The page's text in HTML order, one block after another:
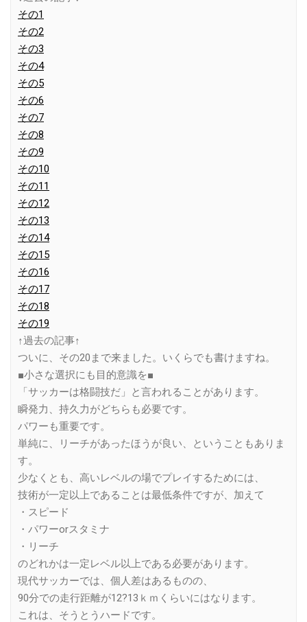
その1
その2
その3
その4
その5
その6
その7
その8
その9
その10
その11
その12
その13
その14
その15
その16
その17
その18
その19
↑過去の記事↑
ついに、その20まで来ました。いくらでも書けますね。
■小さな選択にも目的意識を■
「サッカーは格闘技だ」と言われることがあります。
瞬発力、持久力がどちらも必要です。
パワーも重要です。
単純に、リーチがあったほうが良い、ということもありま
す。
少なくとも、高いレベルの場でプレイするためには、
技術が一定以上であることは最低条件ですが、加えて
・スピード
・パワーorスタミナ
・リーチ
のどれかは一定レベル以上である必要があります。
現代サッカーでは、個人差はあるものの、
90分での走行距離が12?13ｋｍくらいにはなります。
これは、そうとうハードです。